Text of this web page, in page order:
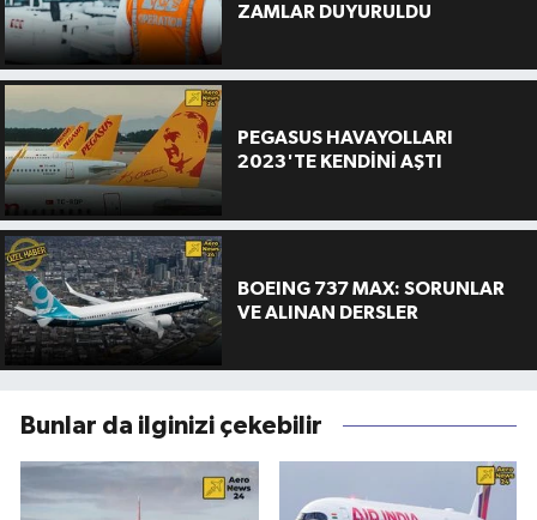
ZAMLAR DUYURULDU
PEGASUS HAVAYOLLARI
2023'TE KENDİNİ AŞTI
BOEING 737 MAX: SORUNLAR
VE ALINAN DERSLER
Bunlar da ilginizi çekebilir